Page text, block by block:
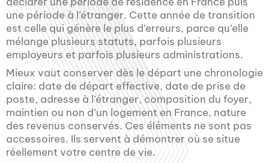
une période à l’étranger. Cette année de transition
est celle qui génère le plus d’erreurs, parce qu’elle
mélange plusieurs statuts, parfois plusieurs
employeurs et parfois plusieurs administrations.
Mieux vaut conserver dès le départ une chronologie
claire: date de départ effective, date de prise de
poste, adresse à l’étranger, composition du foyer,
maintien ou non d’un logement en France, nature
des revenus conservés. Ces éléments ne sont pas
accessoires. Ils servent à démontrer où se situe
réellement votre centre de vie.